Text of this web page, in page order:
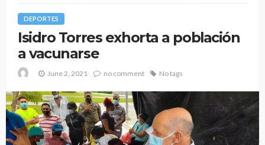
DEPORTES
Isidro Torres exhorta a población
a vacunarse
June 2, 2021 no comment No tags